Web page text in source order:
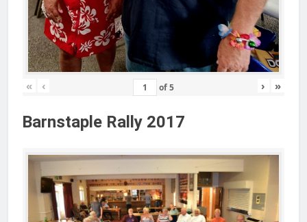
« ‹ of5 › »
Barnstaple Rally 2017